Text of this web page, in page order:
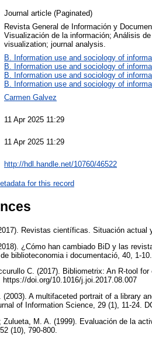
Journal article (Paginated)
Revista General de Información y
Visualización de la información; Análisis
visualization; journal analysis.
B. Information use and sociology of
B. Information use and sociology of
B. Information use and sociology of
B. Information use and sociology of
Carmen Galvez
11 Apr 2025 11:29
11 Apr 2025 11:29
http://hdl.handle.net/10760/46522
for this record
Revistas científicas. Situación
¿Cómo han cambiado BiD y las
biblioteconomia i documentació, 40, 1-
C. (2017). Bibliometrix: An R-tool
https://doi.org/10.1016/j.joi.2017.08.007
(2003). A multifaceted portrait of a library
of Information Science, 29 (1), 11-24.
Zulueta, M. A. (1999). Evaluación de la
(10), 790-800.